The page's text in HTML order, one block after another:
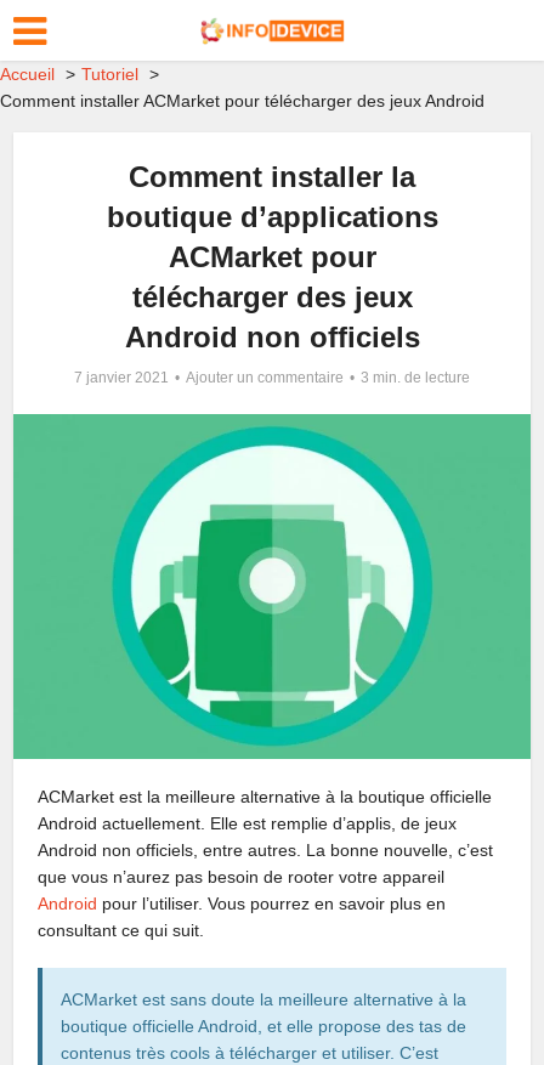
Accueil
Tutoriel
Comment installer ACMarket pour télécharger des jeux Android
Comment installer la
boutique d’applications
ACMarket pour
télécharger des jeux
Android non officiels
7 janvier 2021 Ajouter un commentaire 3 min. de lecture
ACMarket est la meilleure alternative à la boutique officielle
Android actuellement. Elle est remplie d’applis, de jeux
Android non officiels, entre autres. La bonne nouvelle, c’est
que vous n’aurez pas besoin de rooter votre appareil
Android pour l’utiliser. Vous pourrez en savoir plus en
consultant ce qui suit.
ACMarket est sans doute la meilleure alternative à la
boutique officielle Android, et elle propose des tas de
contenus très cools à télécharger et utiliser. C’est